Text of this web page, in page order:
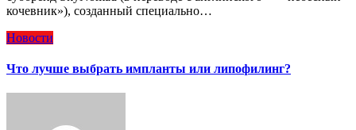
кочевник»), созданный специально…
Новости
Что лучше выбрать импланты или липофилинг?